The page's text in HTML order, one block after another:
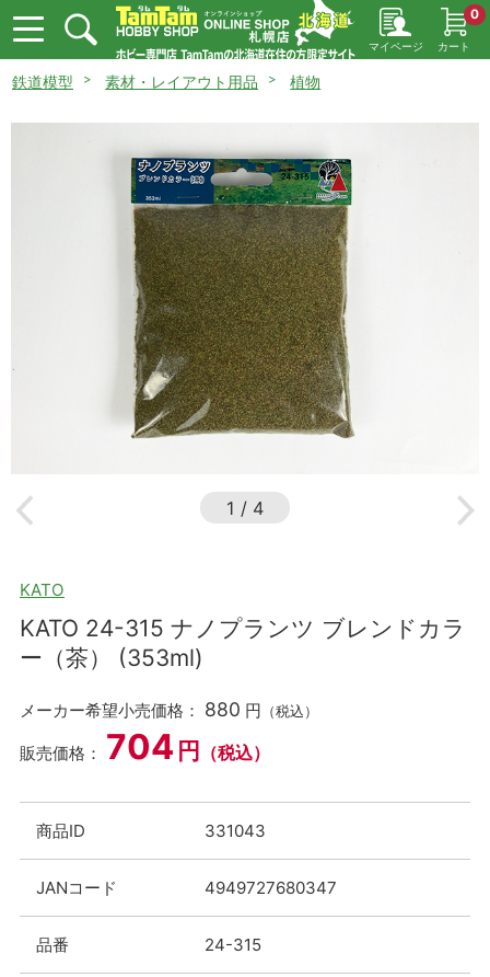
マイページ カート
0
鉄道模型 素材・レイアウト用品 植物
1 / 4
KATO
KATO 24-315 ナノプランツ ブレンドカラ
ー（茶） (353ml)
メーカー希望小売価格： 880 円 （税込）
販売価格： 704 円 （税込）
商品ID 331043
JANコード 4949727680347
品番 24-315